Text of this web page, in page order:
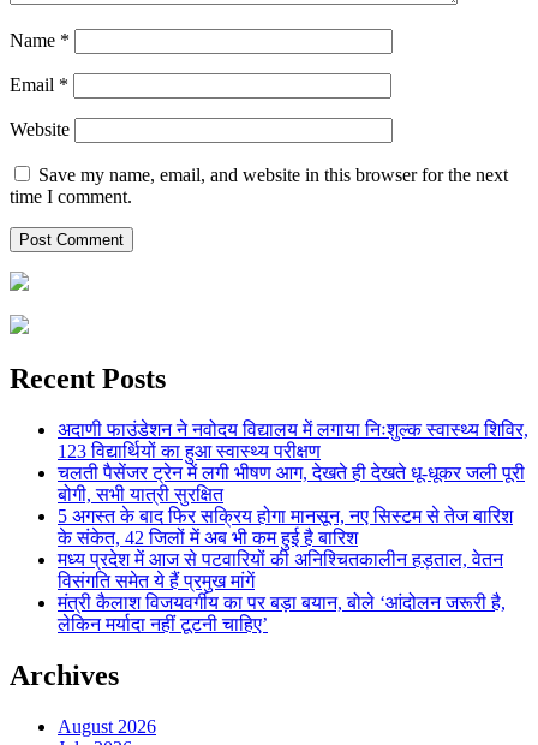
Name *
Email *
Website
Save my name, email, and website in this browser for the next
time I comment.
Recent Posts
अदाणी फाउंडेशन ने नवोदय विद्यालय में लगाया निःशुल्क स्वास्थ्य शिविर,
123 विद्यार्थियों का हुआ स्वास्थ्य परीक्षण
चलती पैसेंजर ट्रेन में लगी भीषण आग, देखते ही देखते धू-धूकर जली पूरी
बोगी, सभी यात्री सुरक्षित
5 अगस्त के बाद फिर सक्रिय होगा मानसून, नए सिस्टम से तेज बारिश
के संकेत, 42 जिलों में अब भी कम हुई है बारिश
मध्य प्रदेश में आज से पटवारियों की अनिश्चितकालीन हड़ताल, वेतन
विसंगति समेत ये हैं प्रमुख मांगें
मंत्री कैलाश विजयवर्गीय का पर बड़ा बयान, बोले ‘आंदोलन जरूरी है,
लेकिन मर्यादा नहीं टूटनी चाहिए’
Archives
August 2026